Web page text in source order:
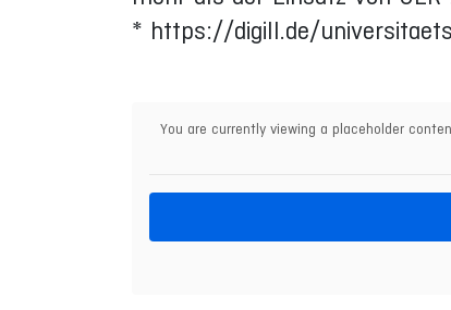
* https://digill.de/
You are currently viewing a placeholder